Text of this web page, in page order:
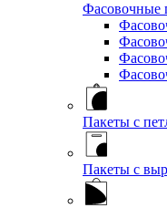
Фасовочные
Пакеты с
Пакеты с